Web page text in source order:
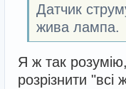
Датчик
жива лампа.
Я ж так
розрізнити "всі